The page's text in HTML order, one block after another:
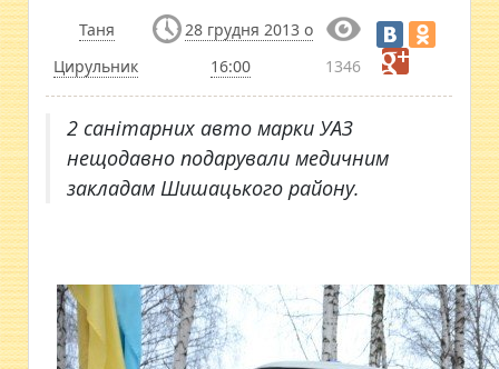
Таня
Цирульник
28 грудня 2013 о
16:00
1346
2 санітарних авто марки УАЗ
нещодавно подарували медичним
закладам Шишацького району.